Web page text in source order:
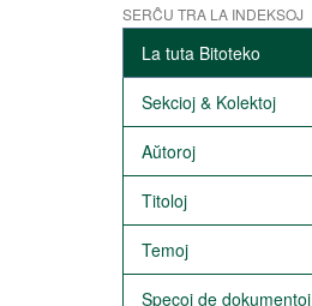
SERĈU TRA LA INDEKSOJ
La tuta Bitoteko
Sekcioj & Kolektoj
Aŭtoroj
Titoloj
Temoj
Specoj de dokumentoj